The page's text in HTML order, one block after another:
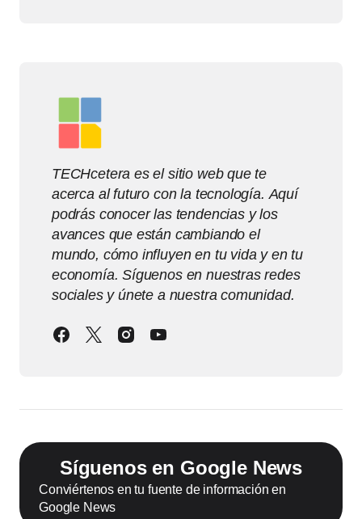
TECHcetera es el sitio web que te
acerca al futuro con la tecnología. Aquí
podrás conocer las tendencias y los
avances que están cambiando el
mundo, cómo influyen en tu vida y en tu
economía. Síguenos en nuestras redes
sociales y únete a nuestra comunidad.
Síguenos en Google News
Conviértenos en tu fuente de información en
Google News